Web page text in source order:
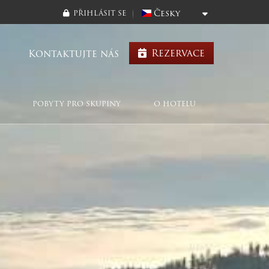
Česky
PŘIHLÁSIT SE
Rezervace
Kontaktujte nás
POBYTY PRO SKUPINY O HOTELU